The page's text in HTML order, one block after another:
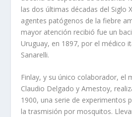
las dos últimas décadas del Siglo
agentes patógenos de la fiebre
mayor atención recibió fue un
Uruguay, en 1897, por el médico
Sanarelli.
Finlay, y su único colaborador, el
Claudio Delgado y Amestoy,
1900, una serie de experimentos
la trasmisión por mosquitos.